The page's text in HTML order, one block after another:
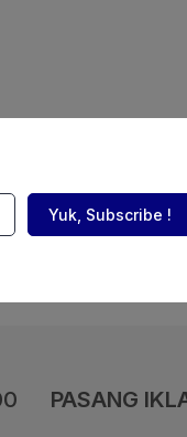
PASANG
Yuk, Subscribe !